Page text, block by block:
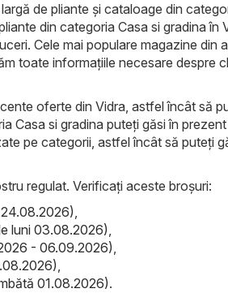
de pliante și cataloage din
din categoria Casa si gradina în
Cele mai populare magazine din
toate informațiile necesare despre
oferte din Vidra, astfel încât să
Casa si gradina puteți găsi în
pe categorii, astfel încât să puteți
regulat. Verificați aceste broșuri:
,
luni 03.08.2026),
- 06.09.2026),
,
01.08.2026).